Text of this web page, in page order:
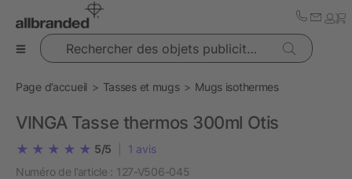
Rechercher des objets publicitaires
Page d’accueil Tasses et mugs Mugs isothermes
VINGA Tasse thermos 300ml Otis
5/5 1 avis
Numéro de l’article : 127-V506-045